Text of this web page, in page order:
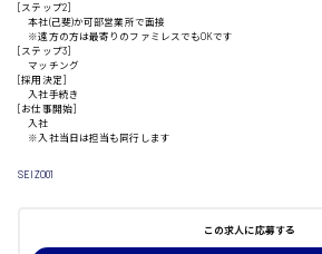
山口県
大竹市
三次市
日給制すべて
[ステップ2]
本社(己斐)か可部営業所で面接
※遠方の方は最寄りのファミレスでもOKです
[ステップ3]
マッチング
[採用決定]
入社手続き
[お仕事開始]
入社
※入社当日は担当も同行します
SEIZO01
この求人に応募する